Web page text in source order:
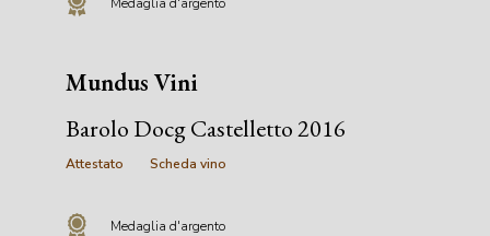
Mundus Vini
Barolo Docg Castelletto 2016
Attestato Scheda vino
Medaglia d'argento